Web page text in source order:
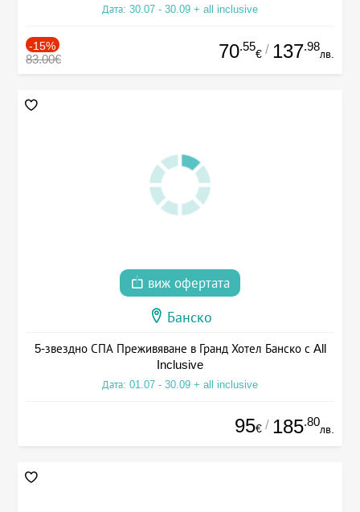
Дата: 30.07 - 30.09 + all inclusive
-15%
83.00€ 70.55
€ / 137.98
лв.
виж офертата
Банско
5-звездно СПА Преживяване в Гранд Хотел Банско с All
Inclusive
Дата: 01.07 - 30.09 + all inclusive
95€ / 185.80
лв.